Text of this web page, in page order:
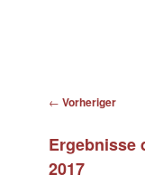
Beitragsnavigation
← Vorheriger
Ergebnisse
2017